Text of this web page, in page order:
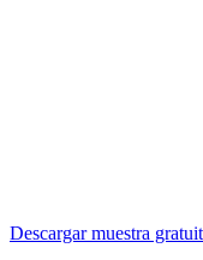
Descargar muestra